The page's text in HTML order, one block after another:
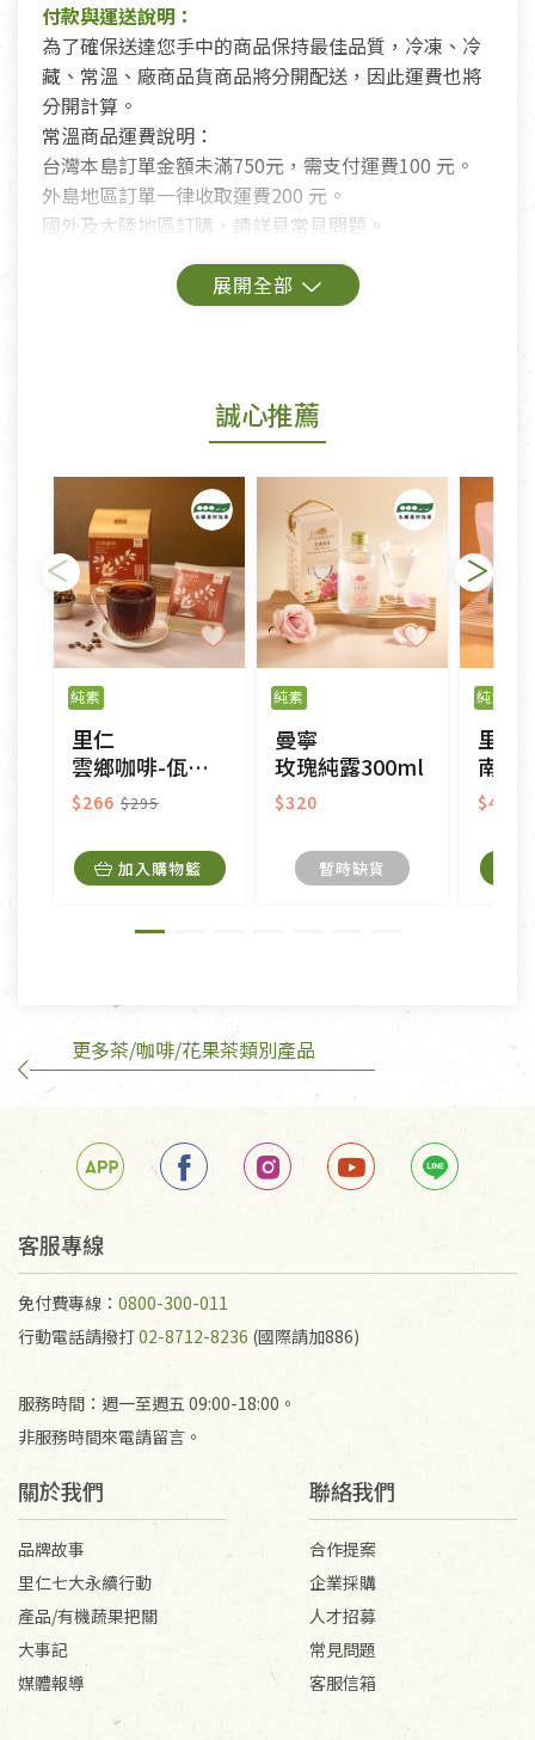
付款與運送說明：
為了確保送達您手中的商品保持最佳品質，冷凍、冷
藏、常溫、廠商品貨商品將分開配送，因此運費也將
分開計算。
常溫商品運費說明：
台灣本島訂單金額未滿750元，需支付運費100 元。
外島地區訂單一律收取運費200 元。
國外及大陸地區訂購，請詳見常見問題。
鑑賞期商品說明：
若您購買的商品有下列「不適用七天鑑賞期商品」情
形者，除商品瑕疵以外，恕不接受退換貨.
依消保法之規定提供該商品七天免費鑑賞期(含例假
日)的服務，原則上若商品未經使用或被汙損(除商品
瑕疵)，一般皆可申請退換貨。
不適用七天鑑賞期商品：
以數位或電磁紀錄形式儲存之商品、易於變質或損壞
之商品、以及性質上無法或不適合退換之商品：如
CD、VCD、DVD、電腦軟體，若產品瑕疵無法讀取僅
接受原片換新。
衣飾鞋類-如T恤，如於送達後水洗或污損者。
美容保養用品、內衣褲、襪子、口罩等私人消耗性產
內衣褲、襪子、口罩個人衛生用品除商品本身有瑕疵
外,依據《通訊交易解除權合理例外情事適用準
不在此限。
訂購手抄稿退貨需知：
手抄稿進行退貨時，請務必保持原包裝方式及使用原
若未保持原包裝方式或未使用原箱退回，導致書籍有
任何折損、磨損、污損或凹角，將不接受退貨，也不
不接受退貨之手抄稿，為敬重法寶故，里仁網購無法
代為結緣處理等。 若需將手抄稿寄還給消費者，因而
產生的運費100元/箱將由消費者負擔。
誠心推薦
純素
里仁
雲鄉咖啡-佤香之息(濾掛式)
$266 $295
加入購物籃
純素
曼寧
玫瑰純露300ml
$320
暫時缺貨
純素
里仁
南非國
$400
更多茶/咖啡/花果茶類別產品
客服專線
免付費專線： 0800-300-011
行動電話請撥打02-8712-8236 (國際請加886)
服務時間：週一至週五 09:00-18:00。
非服務時間來電請留言。
關於我們
品牌故事
里仁七大永續行動
產品/有機蔬果把關
大事記
媒體報導
聯絡我們
合作提案
企業採購
人才招募
常見問題
客服信箱